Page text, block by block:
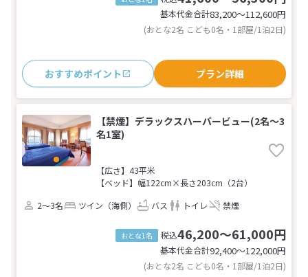
基本代金合計83,200〜112,600円
(おとな2名 こども0名・1部屋/1泊2日)
おすすめポイント プラン詳細
【禁煙】デラックスハーバービュー(2名～3
名1室)
【広さ】43平米
【ベッド】幅122cm×長さ203cm（2台）
2～3名
ツイン（海側） バス トイレ 禁煙
おとな1名 税込46,200～61,000円
基本代金合計92,400〜122,000円
(おとな2名 こども0名・1部屋/1泊2日)